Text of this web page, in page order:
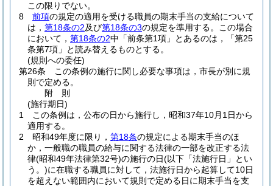
この限りでない。
8
前項の規定の適用を受ける職員の期末手当の支給について
は， 第18条の2及び第18条の3の規定を準用する。
この場合
において， 第18条の2中「前条第1項」とあるのは，「第25
条第7項」と読み替えるものとする。
(規則への委任)
第26条
この条例の施行に関し必要な事項は，市長が別に規
則で定める。
附 則
(施行期日)
1
この条例は，公布の日から施行し，昭和37年10月1日から
適用する。
2
昭和49年度に限り， 第18条の規定による期末手当のほ
か，一般職の職員の給与に関する法律の一部を改正する法
律(昭和49年法律第32号)の施行の日(以下「法施行日」とい
う。)に在職する職員に対して，法施行日から起算して10日
を超えない範囲内において規則で定める日に期末手当を支